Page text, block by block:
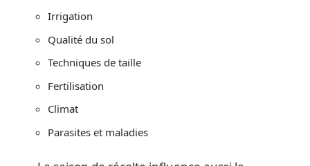
Irrigation
Qualité du sol
Techniques de taille
Fertilisation
Climat
Parasites et maladies